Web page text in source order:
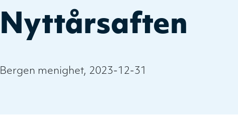
Nyttårsaften
Bergen menighet, 2023-12-31